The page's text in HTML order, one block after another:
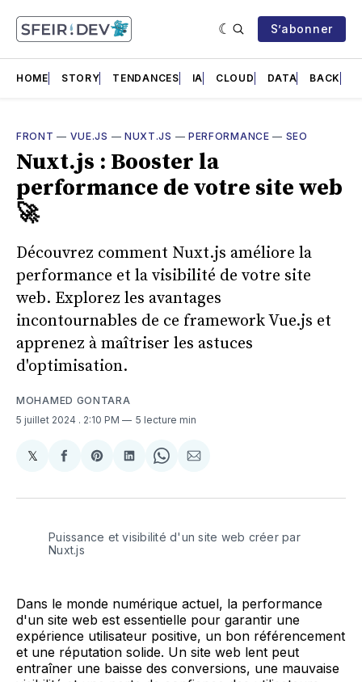
S’abonner
HOME STORY TENDANCES IA CLOUD DATA BACK
FRONT — VUE.JS — NUXT.JS — PERFORMANCE — SEO
Nuxt.js : Booster la
performance de votre site web
🚀
Découvrez comment Nuxt.js améliore la
performance et la visibilité de votre site
web. Explorez les avantages
incontournables de ce framework Vue.js et
apprenez à maîtriser les astuces
d'optimisation.
MOHAMED GONTARA
5 juillet 2024 . 2:10 PM 5 lecture min
𝕏Share
X
Partager
Facebook
Share
Pinterest
Partager
LinkedIn
Share
WhatsApp
Partager
Courriel
Puissance et visibilité d'un site web créer par
Nuxt.js
Dans le monde numérique actuel, la performance
d'un site web est essentielle pour garantir une
expérience utilisateur positive, un bon référencement
et une réputation solide. Un site web lent peut
entraîner une baisse des conversions, une mauvaise